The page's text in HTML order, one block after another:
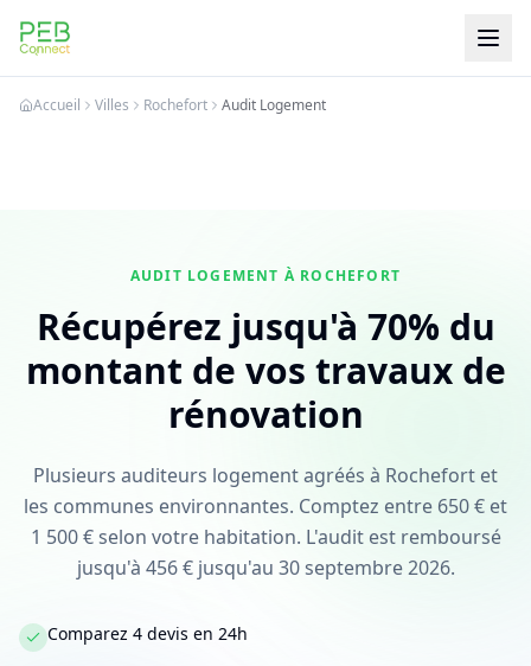
PEB Connect
Accueil Villes Rochefort Audit Logement
AUDIT LOGEMENT À ROCHEFORT
Récupérez jusqu'à 70% du
montant de vos travaux de
rénovation
Plusieurs auditeurs logement agréés à Rochefort et
les communes environnantes. Comptez entre 650 € et
1 500 € selon votre habitation. L'audit est remboursé
jusqu'à 456 € jusqu'au 30 septembre 2026.
Comparez 4 devis en 24h